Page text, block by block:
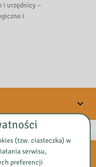
i urzędnicy –
i
(tzw. ciasteczka) w
serwisu,
preferencji